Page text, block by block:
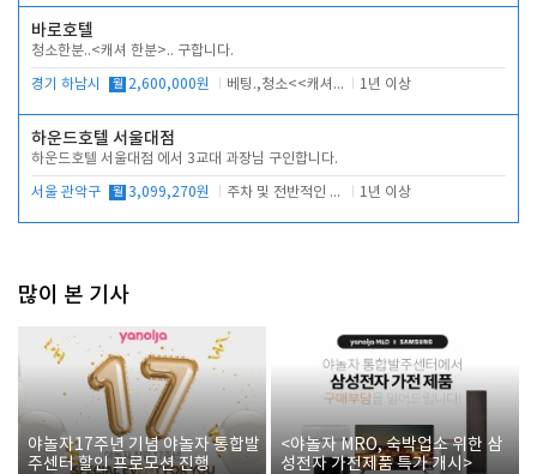
바로호텔
청소한분..<캐셔 한분>.. 구합니다.
경기 하남시 월 2,600,000원 베팅.,청소<<캐셔 모셔봅니다. 1년 이상
하운드호텔 서울대점
하운드호텔 서울대점 에서 3교대 과장님 구인합니다.
서울 관악구 월 3,099,270원 주차 및 전반적인 당번업무 1년 이상
많이 본 기사
야놀자17주년 기념 야놀자 통합발
주센터 할인 프로모션 진행
<야놀자 MRO, 숙박업소 위한 삼
성전자 가전제품 특가 개시>